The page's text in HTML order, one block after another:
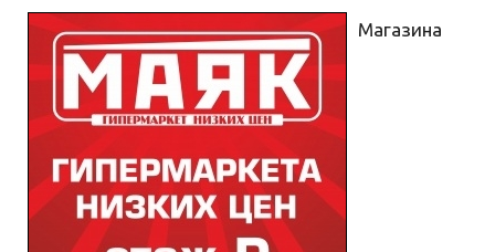
Магазина